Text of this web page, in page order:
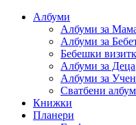
Албуми
Албуми за
Албуми за
Бебешки
Албуми за Деца
Албуми за
Сватбени
Книжки
Планери